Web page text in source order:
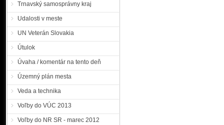
Trnavský samosprávny kraj
Udalosti v meste
UN Veterán Slovakia
Útulok
Úvaha / komentár na tento deň
Územný plán mesta
Veda a technika
Voľby do VÚC 2013
Voľby do NR SR - marec 2012